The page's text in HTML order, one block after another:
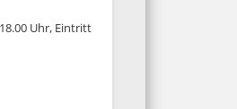
Uhr, Eintritt